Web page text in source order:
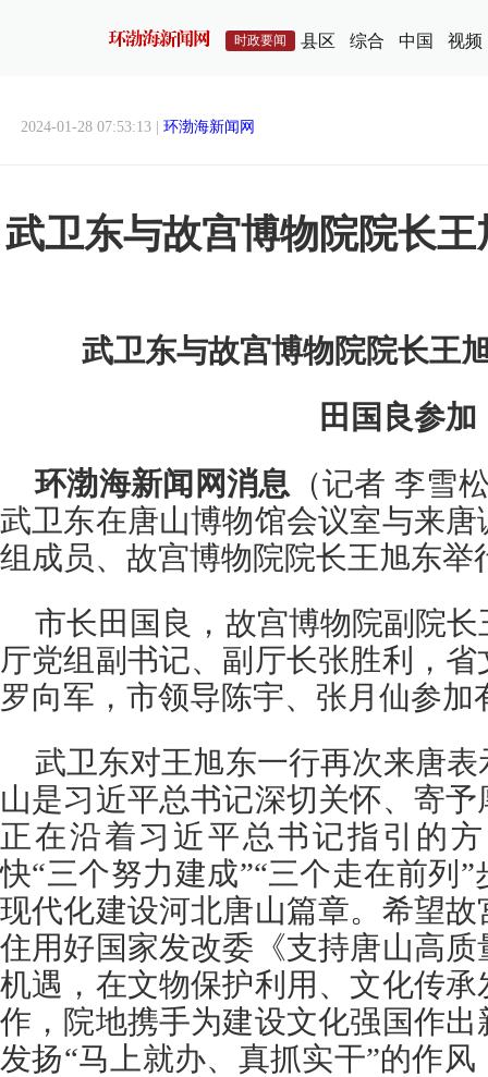
时政要闻 县区 综合 中国 视频
2024-01-28 07:53:13 | 环渤海新闻网
武卫东与故宫博物院院长
武卫东与故宫博物院院长王
田国良参加
环渤海新闻网消息 （记者 李雪
武卫东在唐山博物馆会议室与来
组成员、故宫博物院院长王旭东举
市长田国良，故宫博物院副院
厅党组副书记、副厅长张胜利，
罗向军，市领导陈宇、张月仙参加
武卫东对王旭东一行再次来唐
山是习近平总书记深切关怀、寄
正在沿着习近平总书记指引的
快“三个努力建成”“三个走在前列
现代化建设河北唐山篇章。希望
住用好国家发改委《支持唐山高
机遇，在文物保护利用、文化传
作，院地携手为建设文化强国作
发扬“马上就办、真抓实干”的作